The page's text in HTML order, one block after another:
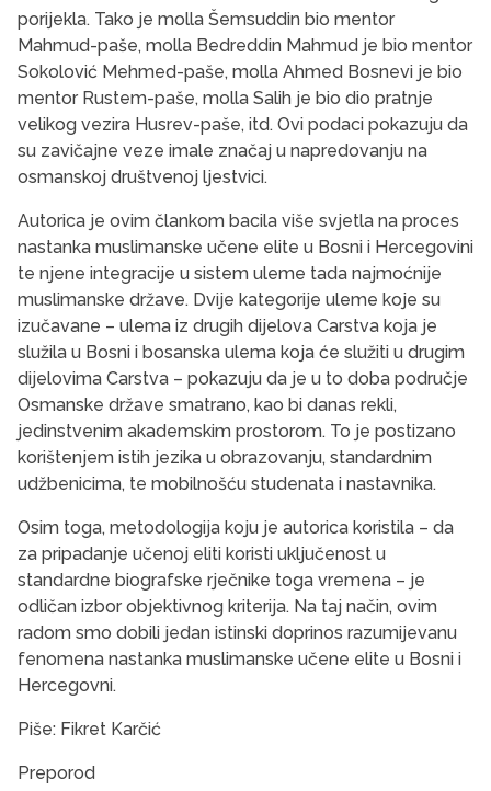
porijekla. Tako je molla Šemsuddin bio mentor
Mahmud-paše, molla Bedreddin Mahmud je bio mentor
Sokolović Mehmed-paše, molla Ahmed Bosnevi je bio
mentor Rustem-paše, molla Salih je bio dio pratnje
velikog vezira Husrev-paše, itd. Ovi podaci pokazuju da
su zavičajne veze imale značaj u napredovanju na
osmanskoj društvenoj ljestvici.
Autorica je ovim člankom bacila više svjetla na proces
nastanka muslimanske učene elite u Bosni i Hercegovini
te njene integracije u sistem uleme tada najmoćnije
muslimanske države. Dvije kategorije uleme koje su
izučavane – ulema iz drugih dijelova Carstva koja je
služila u Bosni i bosanska ulema koja će služiti u drugim
dijelovima Carstva – pokazuju da je u to doba područje
Osmanske države smatrano, kao bi danas rekli,
jedinstvenim akademskim prostorom. To je postizano
korištenjem istih jezika u obrazovanju, standardnim
udžbenicima, te mobilnošću studenata i nastavnika.
Osim toga, metodologija koju je autorica koristila – da
za pripadanje učenoj eliti koristi uključenost u
standardne biografske rječnike toga vremena – je
odličan izbor objektivnog kriterija. Na taj način, ovim
radom smo dobili jedan istinski doprinos razumijevanu
fenomena nastanka muslimanske učene elite u Bosni i
Hercegovni.
Piše: Fikret Karčić
Preporod